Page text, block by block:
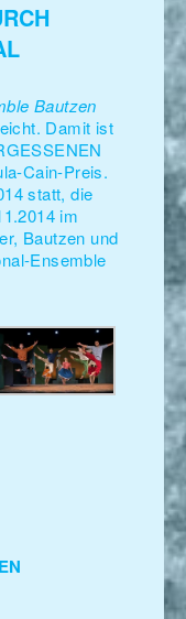
Bautzen
Damit ist
Cain-Preis.
statt, die
im
Bautzen und
Ensemble